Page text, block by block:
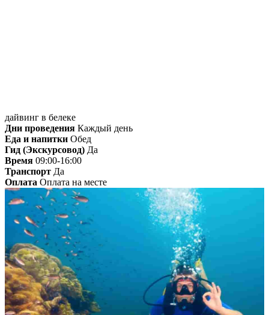
дайвинг в белеке
Дни проведения Каждый день
Еда и напитки Обед
Гид (Экскурсовод) Да
Время 09:00-16:00
Транспорт Да
Оплата Оплата на месте